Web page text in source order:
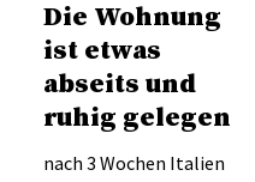
Die Wohnung
ist etwas
abseits und
ruhig gelegen
nach 3 Wochen Italien